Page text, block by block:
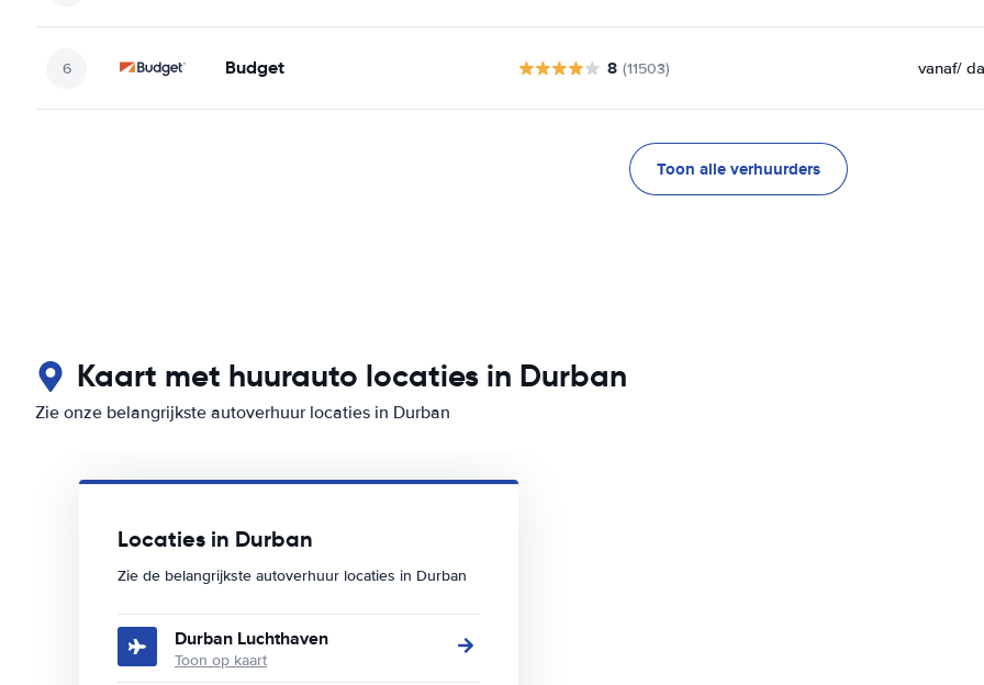
Budget 8 (11503) vanaf/
Toon alle verhuurders
Kaart met huurauto locaties in Durban
Zie onze belangrijkste autoverhuur locaties in Durban
Locaties in Durban
Zie de belangrijkste autoverhuur locaties in Durban
Durban Luchthaven
Toon op kaart